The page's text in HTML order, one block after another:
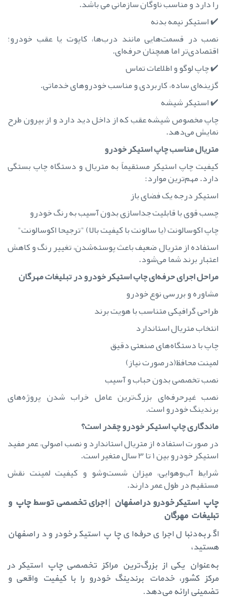
را دارد و مناسب ناوگان سازمانی می باشد.
✔️ استیکر نیمه بدنه
نصب در قسمت‌هایی مانند درب‌ها، کاپوت یا عقب خودرو؛
اقتصادی‌تر اما همچنان حرفه‌ای.
✔️ چاپ لوگو و اطلاعات تماس
گزینه‌ای ساده، کاربردی و مناسب خودروهای خدماتی.
✔️ استیکر شیشه
چاپ مخصوص شیشه عقب که از داخل دید دارد و از بیرون طرح
نمایش می‌دهد.
متریال مناسب چاپ استیکر خودرو
کیفیت چاپ استیکر مستقیماً به متریال و دستگاه چاپ بستگی
دارد. مهم‌ترین موارد:
استیکر درجه یک فضای باز
چسب قوی با قابلیت جداسازی بدون آسیب به رنگ خودرو
چاپ اکوسالونت (یا سالونت با کیفیت بالا) "ترجیحا اکوسالونت"
استفاده از متریال ضعیف باعث پوسته‌شدن، تغییر رنگ و کاهش
اعتبار برند شما می‌شود.
مراحل اجرای حرفه‌ای چاپ استیکر خودرو در تبلیغات مهرگان
مشاوره و بررسی نوع خودرو
طراحی گرافیکی متناسب با هویت برند
انتخاب متریال استاندارد
چاپ با دستگاه‌های صنعتی دقیق
لمینت محافظ(درصورت نیاز)
نصب تخصصی بدون حباب و آسیب
نصب غیرحرفه‌ای بزرگ‌ترین عامل خراب شدن پروژه‌های
برندینگ خودرو است.
ماندگاری چاپ استیکر خودرو چقدر است؟
در صورت استفاده از متریال استاندارد و نصب اصولی، عمر مفید
استیکر خودرو بین 1 تا 3 سال متغیر است.
شرایط آب‌وهوایی، میزان شست‌وشو و کیفیت لمینت نقش
مستقیم در طول عمر دارند.
چاپ استیکر خودرو در اصفهان | اجرای تخصصی توسط چاپ و
تبلیغات مهرگان
اگر به‌دنبال اجرای حرفه‌ای چاپ استیکر خودرو در اصفهان
هستید،
به‌عنوان یکی از بزرگ‌ترین مراکز تخصصی چاپ استیکر در
مرکز کشور، خدمات برندینگ خودرو را با کیفیت واقعی و
تضمینی ارائه می‌دهد.